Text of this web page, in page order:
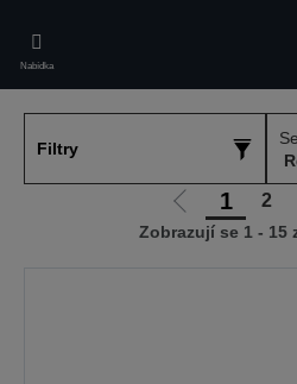
main
content
Nabídka
Filtry
Jít
na
1 2
Zobrazují se 1 - 15